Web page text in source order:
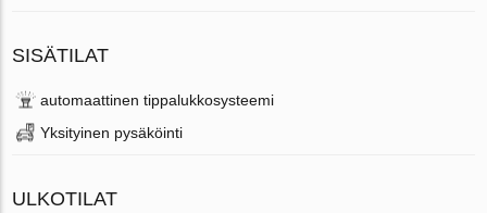
SISÄTILAT
automaattinen tippalukkosysteemi
Yksityinen pysäköinti
ULKOTILAT